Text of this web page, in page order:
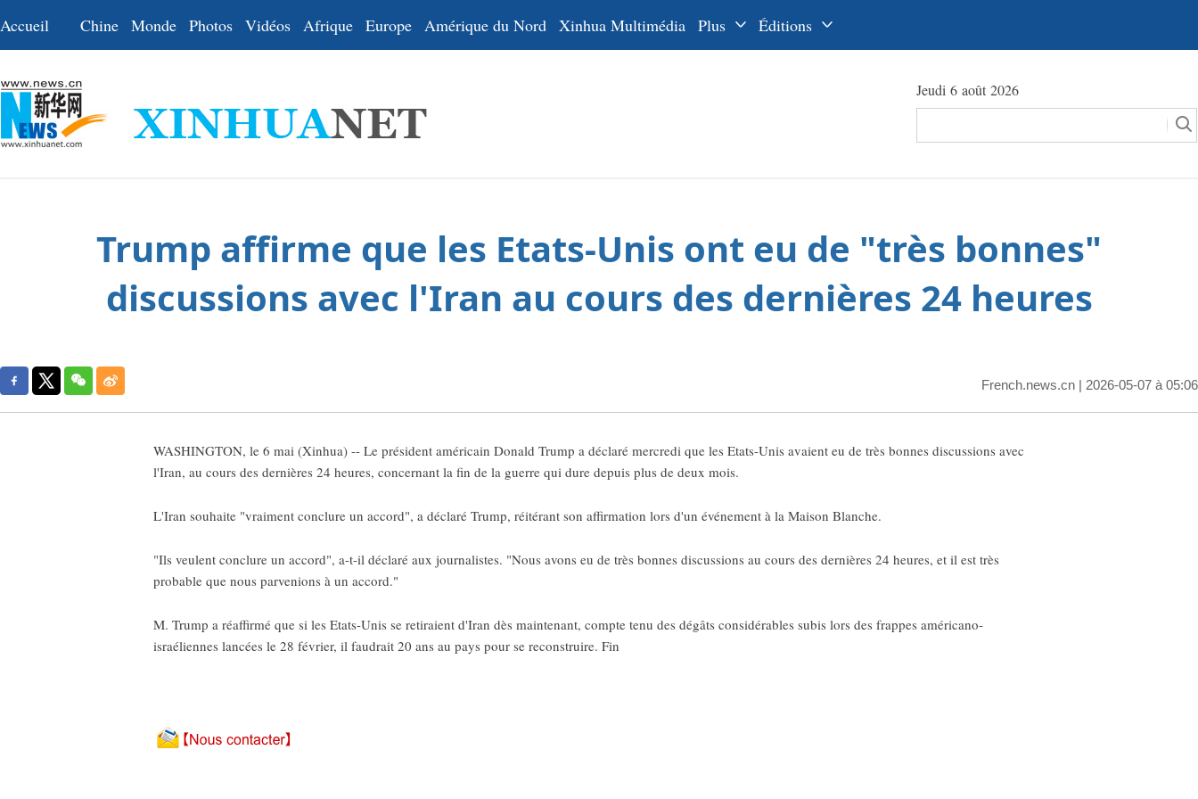
Accueil Chine Monde Photos Vidéos Afrique Europe Amérique du Nord Xinhua Multimédia Plus Éditions
عربي
日本語
Jeudi 6 août 2026
Trump affirme que les Etats-Unis ont eu de "très bonnes"
discussions avec l'Iran au cours des dernières 24 heures
French.news.cn | 2026-05-07 à 05:06
WASHINGTON, le 6 mai (Xinhua) -- Le président américain Donald Trump a déclaré mercredi que les Etats-Unis avaient eu de très bonnes discussions avec
l'Iran, au cours des dernières 24 heures, concernant la fin de la guerre qui dure depuis plus de deux mois.
L'Iran souhaite "vraiment conclure un accord", a déclaré Trump, réitérant son affirmation lors d'un événement à la Maison Blanche.
"Ils veulent conclure un accord", a-t-il déclaré aux journalistes. "Nous avons eu de très bonnes discussions au cours des dernières 24 heures, et il est très
probable que nous parvenions à un accord."
M. Trump a réaffirmé que si les Etats-Unis se retiraient d'Iran dès maintenant, compte tenu des dégâts considérables subis lors des frappes américano-
israéliennes lancées le 28 février, il faudrait 20 ans au pays pour se reconstruire. Fin